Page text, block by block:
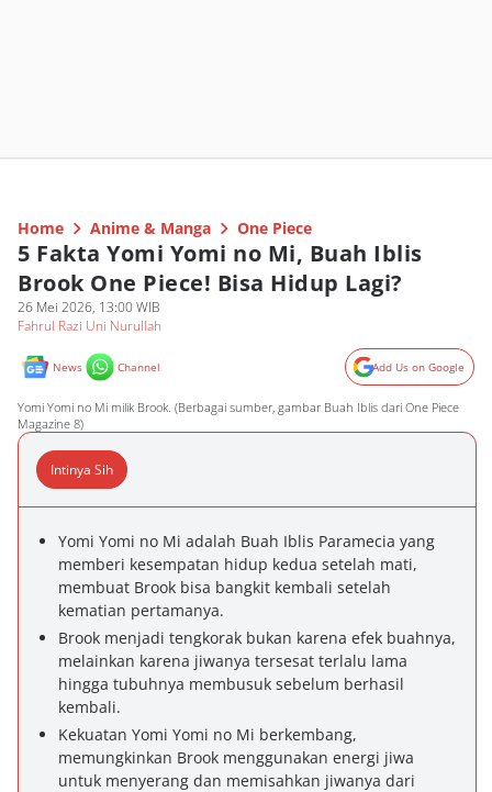
Home Anime & Manga One Piece
5 Fakta Yomi Yomi no Mi, Buah Iblis
Brook One Piece! Bisa Hidup Lagi?
26 Mei 2026, 13:00 WIB
Fahrul Razi Uni Nurullah
News Channel Add Us on Google
Yomi Yomi no Mi milik Brook. (Berbagai sumber, gambar Buah Iblis dari One Piece
Magazine 8)
Intinya Sih
Yomi Yomi no Mi adalah Buah Iblis Paramecia yang
memberi kesempatan hidup kedua setelah mati,
membuat Brook bisa bangkit kembali setelah
kematian pertamanya.
Brook menjadi tengkorak bukan karena efek buahnya,
melainkan karena jiwanya tersesat terlalu lama
hingga tubuhnya membusuk sebelum berhasil
kembali.
Kekuatan Yomi Yomi no Mi berkembang,
memungkinkan Brook menggunakan energi jiwa
untuk menyerang dan memisahkan jiwanya dari